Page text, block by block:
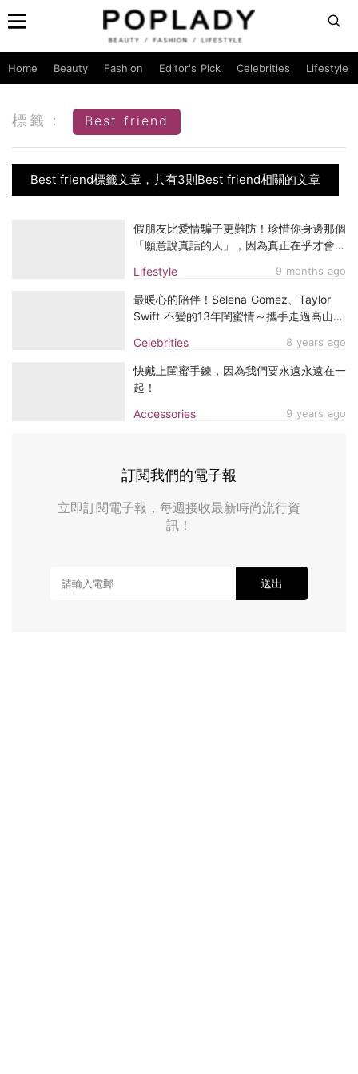
Home Beauty Fashion Editor's Pick Celebrities Lifestyle
標籤： Best friend
Best friend標籤文章，共有3則Best friend相關的文章
Lifestyle 9 months ago
假朋友比愛情騙子更難防！珍惜你身邊那個
「願意說真話的人」，因為真正在乎才會用
Celebrities 8 years ago
最暖心的陪伴！Selena Gomez、Taylor
Swift 不變的13年閨蜜情～攜手走過高山低
Accessories 9 years ago
快戴上閨蜜手鍊，因為我們要永遠永遠在一
起！
訂閱我們的電子報
立即訂閱電子報，每週接收最新時尚流行資
訊！
送出